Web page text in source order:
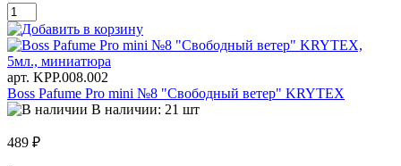
арт. KРР.008.002
Boss Pafume Pro mini №8 "Свободный ветер" KRYTEX
В наличии: 21 шт
489 ₽